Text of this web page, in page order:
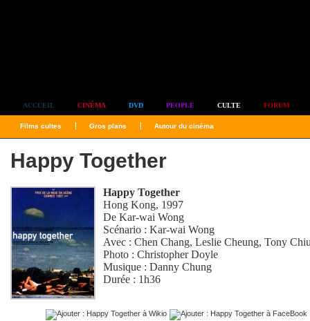
ACCUEIL CINÉMA DVD PEOPLE CULTE FORUM
Films cultes Gros plans Autour du cinéma
Happy Together
Happy Together
Hong Kong, 1997
DeKar-wai Wong
Scénario :Kar-wai Wong
Avec :Chen Chang,Leslie Cheung,Tony
Photo :Christopher Doyle
Musique :Danny Chung
Durée : 1h36